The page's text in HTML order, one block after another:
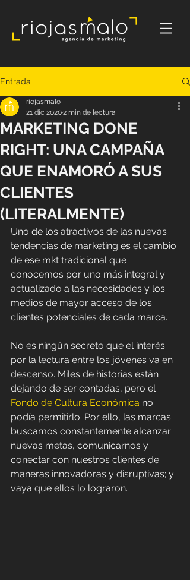
Entrada
MARKETING DONE
RIGHT: UNA CAMPAÑA
QUE ENAMORÓ A SUS
CLIENTES
(LITERALMENTE)
riojasmalo
21 dic 20202 min de lectura
Uno de los atractivos de las nuevas
tendencias de marketing es el cambio
de ese mkt tradicional que
conocemos por uno más integral y
actualizado a las necesidades y los
medios de mayor acceso de los
clientes potenciales de cada marca.
No es ningún secreto que el interés
por la lectura entre los jóvenes va en
descenso. Miles de historias están
dejando de ser contadas, pero el
Fondo de Cultura Económica no
podía permitirlo. Por ello, las marcas
buscamos constantemente alcanzar
nuevas metas, comunicarnos y
conectar con nuestros clientes de
maneras innovadoras y disruptivas; y
vaya que ellos lo lograron.